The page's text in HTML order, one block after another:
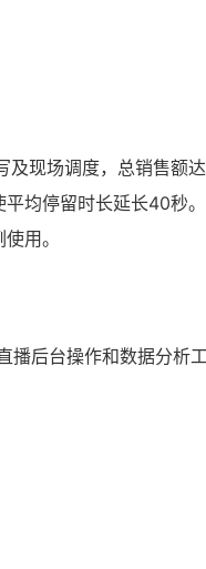
现场调度，总销售额达
均停留时长延长40秒。
用。
后台操作和数据分析工